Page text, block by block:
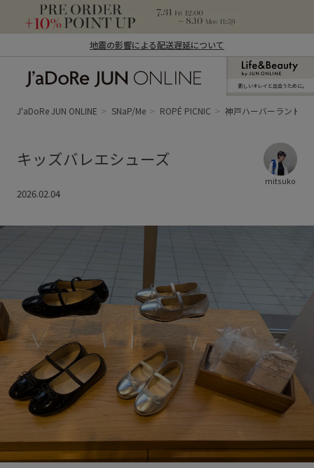
地震の影響による配送遅延について
ン オンライン）
新しいキレイと出合うために。
J'aDoRe JUN ONLINE SNaP/Me ROPÉ PICNIC 神戸ハーバーランド
キッズバレエシューズ
mitsuko
2026.02.04